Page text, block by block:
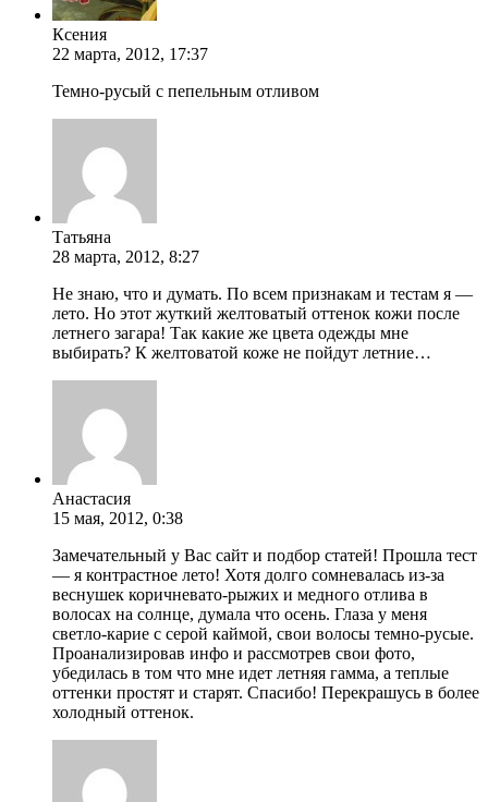
Ксения
22 марта, 2012, 17:37
Темно-русый с пепельным отливом
Татьяна
28 марта, 2012, 8:27
Не знаю, что и думать. По всем признакам и тестам я —
лето. Но этот жуткий желтоватый оттенок кожи после
летнего загара! Так какие же цвета одежды мне
выбирать? К желтоватой коже не пойдут летние…
Анастасия
15 мая, 2012, 0:38
Замечательный у Вас сайт и подбор статей! Прошла тест
— я контрастное лето! Хотя долго сомневалась из-за
веснушек коричневато-рыжих и медного отлива в
волосах на солнце, думала что осень. Глаза у меня
светло-карие с серой каймой, свои волосы темно-русые.
Проанализировав инфо и рассмотрев свои фото,
убедилась в том что мне идет летняя гамма, а теплые
оттенки простят и старят. Спасибо! Перекрашусь в более
холодный оттенок.